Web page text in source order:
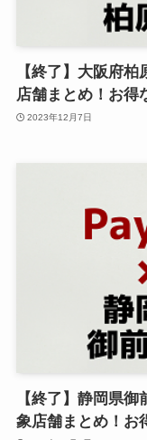
【終了】大阪府
店舗まとめ！お得
2023年12月7日
【終了】静岡県
象店舗まとめ！お